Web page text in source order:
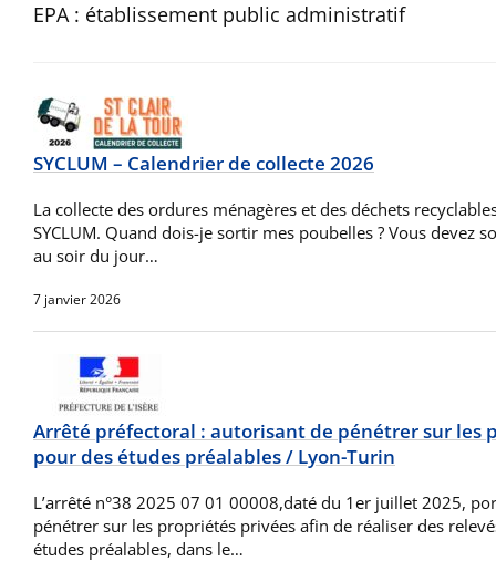
EPA : établissement public administratif
SYCLUM – Calendrier de collecte 2026
La collecte des ordures ménagères et des déchets
SYCLUM. Quand dois-je sortir mes poubelles ? Vous devez
au soir du jour…
7 janvier 2026
Arrêté préfectoral : autorisant de pénétrer sur les
pour des études préalables / Lyon-Turin
L’arrêté n°38 2025 07 01 00008,daté du 1er juillet 2025,
pénétrer sur les propriétés privées afin de réaliser des
études préalables, dans le…